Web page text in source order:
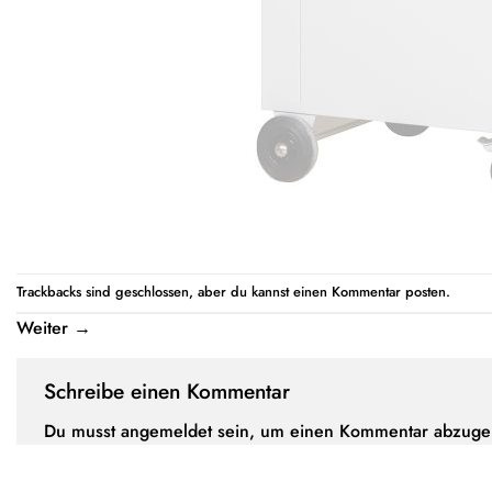
Trackbacks sind geschlossen, aber du kannst einen Kommentar posten.
Weiter →
Schreibe einen Kommentar
Du musstangemeldetsein, um einen Kommentar